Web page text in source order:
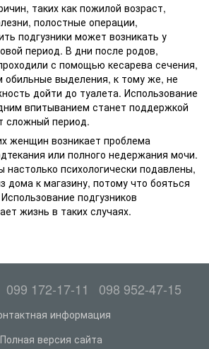
таких как пожилой возраст,
полостные операции,
подгузники может возникать у
период. В дни после родов,
с помощью кесарева сечения,
выделения, к тому же, не
дойти до туалета. Использование
впитыванием станет поддержкой
сложный период.
женщин возникает проблема
или полного недержания мочи.
психологически подавлены,
дома к магазину, потому что бояться
подгузников
жизнь в таких случаях.
099 172-17-11 098 952-47-15
информация
Полная версия сайта